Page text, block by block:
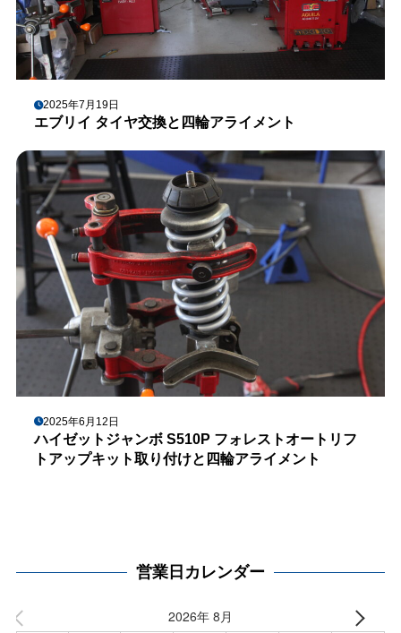
2025年7月19日
エブリイ タイヤ交換と四輪アライメント
2025年6月12日
ハイゼットジャンボ S510P フォレストオートリフ
トアップキット取り付けと四輪アライメント
営業日カレンダー
2026年 8月